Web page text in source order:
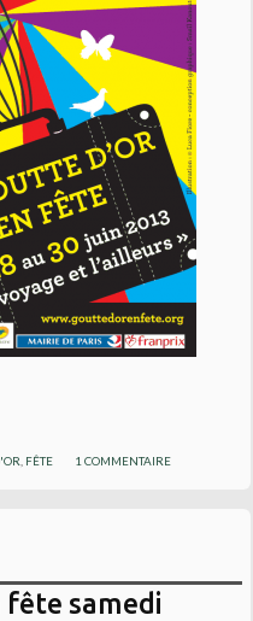
FÊTE 1 COMMENTAIRE
fête samedi